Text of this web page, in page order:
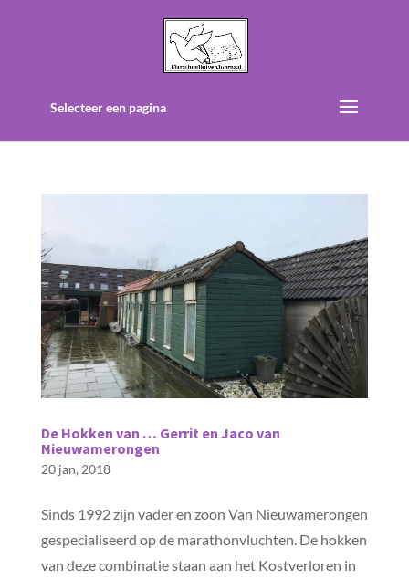
Selecteer een pagina
De Hokken van … Gerrit en Jaco van
Nieuwamerongen
20 jan, 2018
Sinds 1992 zijn vader en zoon Van Nieuwamerongen
gespecialiseerd op de marathonvluchten. De hokken
van deze combinatie staan aan het Kostverloren in